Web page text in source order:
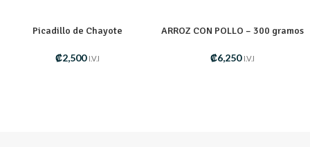
Picadillo de Chayote
₡2,500 I.V.I
ARROZ CON POLLO – 300 gramos
₡6,250 I.V.I